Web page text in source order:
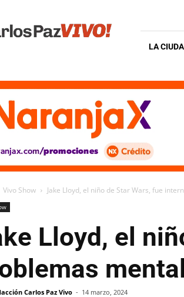
LA
Vivo Show Jake Lloyd, el niño de Star Wars, fue
Lloyd, el
Carlos Paz Vivo - 14 marzo, 2024